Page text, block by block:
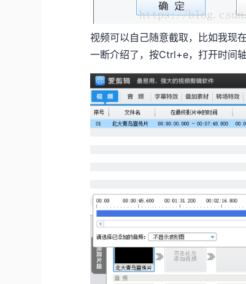
视频可以自己随意截取，比如我现
一断介绍了，按Ctrl+e，打开时间轴